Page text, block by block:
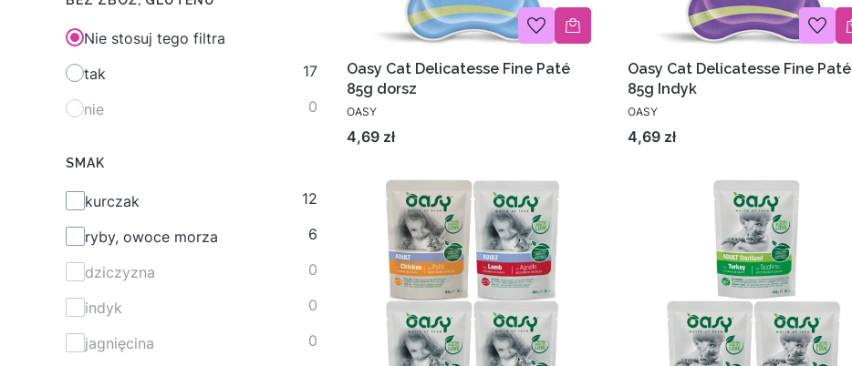
Nie stosuj tego filtra
tak
17
nie 0
SMAK
Smak
kurczak 12
ryby, owoce morza 6
dziczyzna 0
indyk 0
jagnięcina 0
Oasy Cat Delicatesse Fine Paté
85g dorsz
OASY
Cena
4,69 zł
Oasy Cat Delicatesse Fine Paté
85g Indyk
OASY
Cena
4,69 zł